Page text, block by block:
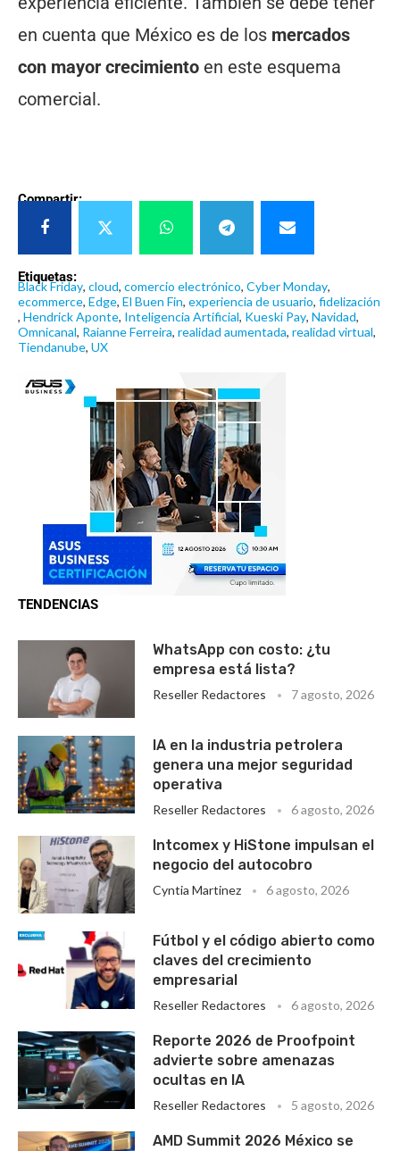
en cuenta que México es de los mercados
con mayor crecimiento en este esquema
comercial.
Compartir:
Etiquetas:
Black Friday, cloud, comercio electrónico, Cyber Monday,
ecommerce, Edge, El Buen Fin, experiencia de usuario, fidelización
, Hendrick Aponte, Inteligencia Artificial, Kueski Pay, Navidad,
Omnicanal, Raianne Ferreira, realidad aumentada, realidad virtual,
Tiendanube, UX
TENDENCIAS
WhatsApp con costo: ¿tu
empresa está lista?
Reseller Redactores 7 agosto, 2026
IA en la industria petrolera
genera una mejor seguridad
operativa
Reseller Redactores 6 agosto, 2026
Intcomex y HiStone impulsan el
negocio del autocobro
Cyntia Martinez 6 agosto, 2026
Fútbol y el código abierto como
claves del crecimiento
empresarial
Reseller Redactores 6 agosto, 2026
Reporte 2026 de Proofpoint
advierte sobre amenazas
ocultas en IA
Reseller Redactores 5 agosto, 2026
AMD Summit 2026 México se